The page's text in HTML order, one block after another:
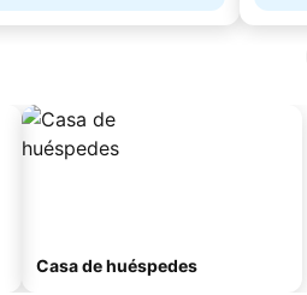
Casa de huéspedes